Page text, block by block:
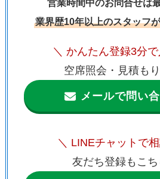
営業時間中のお問合せは
業界歴10年以上のスタッフ
＼ かんたん登録3分
空席照会・見積もり
メールで問い
＼ LINEチャットで
友だち登録もこち